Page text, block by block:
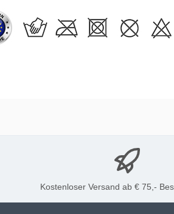
Kostenloser Versand ab € 75,-